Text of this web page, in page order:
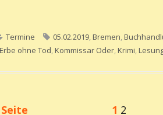
Kategorien
Termine Schlagwörter
05.02.2019,Bremen,
ohne Tod,Kommissar Oder,Krimi,
Seite
1 Seite
2